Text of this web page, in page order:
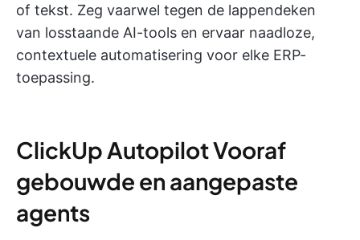
of tekst. Zeg vaarwel tegen de lappendeken
van losstaande AI-tools en ervaar naadloze,
contextuele automatisering voor elke ERP-
toepassing.
ClickUp Autopilot Vooraf
gebouwde en aangepaste
agents